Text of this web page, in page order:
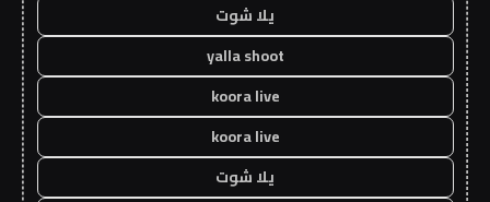
يلا شوت
yalla shoot
koora live
koora live
يلا شوت